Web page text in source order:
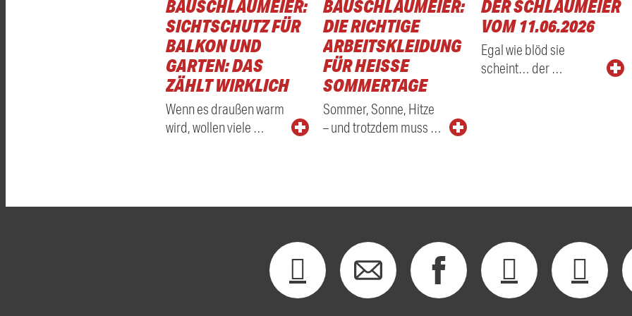
BAUSCHLAUMEIER:
SICHTSCHUTZ FÜR
BALKON UND
GARTEN: DAS
ZÄHLT WIRKLICH
Wenn es draußen warm
wird, wollen viele …
BAUSCHLAUMEIER:
DIE RICHTIGE
ARBEITSKLEIDUNG
FÜR HEISSE S
OMMERTAGE
Sommer, Sonne, Hitze
– und trotzdem muss …
DER SCHLAUMEIER
VOM 11.06.2026
Egal wie blöd sie
scheint… der …